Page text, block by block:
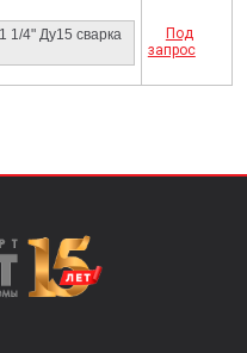
1/4" Ду15 сварка
Под
запрос